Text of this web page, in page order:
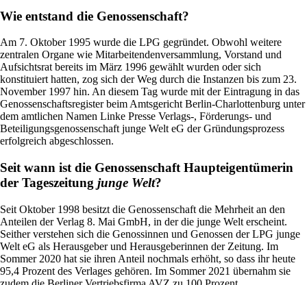
Wie entstand die Genossenschaft?
Am 7. Oktober 1995 wurde die LPG gegründet. Obwohl weitere
zentralen Organe wie Mitarbeitendenversammlung, Vorstand und
Aufsichtsrat bereits im März 1996 gewählt wurden oder sich
konstituiert hatten, zog sich der Weg durch die Instanzen bis zum 23.
November 1997 hin. An diesem Tag wurde mit der Eintragung in das
Genossenschaftsregister beim Amtsgericht Berlin-Charlottenburg unter
dem amtlichen Namen Linke Presse Verlags-, Förderungs- und
Beteiligungsgenossenschaft junge Welt eG der Gründungsprozess
erfolgreich abgeschlossen.
Seit wann ist die Genossenschaft Haupteigentümerin
der Tageszeitung junge Welt?
Seit Oktober 1998 besitzt die Genossenschaft die Mehrheit an den
Anteilen der Verlag 8. Mai GmbH, in der die junge Welt erscheint.
Seither verstehen sich die Genossinnen und Genossen der LPG junge
Welt eG als Herausgeber und Herausgeberinnen der Zeitung. Im
Sommer 2020 hat sie ihren Anteil nochmals erhöht, so dass ihr heute
95,4 Prozent des Verlages gehören. Im Sommer 2021 übernahm sie